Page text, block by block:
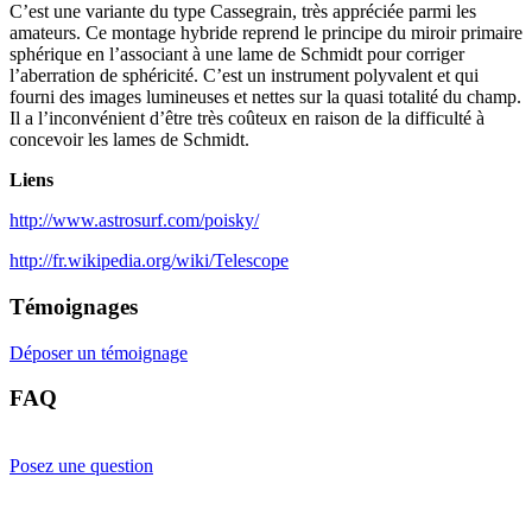
C’est une variante du type Cassegrain, très appréciée parmi les
amateurs. Ce montage hybride reprend le principe du miroir primaire
sphérique en l’associant à une lame de Schmidt pour corriger
l’aberration de sphéricité. C’est un instrument polyvalent et qui
fourni des images lumineuses et nettes sur la quasi totalité du champ.
Il a l’inconvénient d’être très coûteux en raison de la difficulté à
concevoir les lames de Schmidt.
Liens
http://www.astrosurf.com/poisky/
http://fr.wikipedia.org/wiki/Telescope
Témoignages
Déposer un témoignage
FAQ
Posez une question